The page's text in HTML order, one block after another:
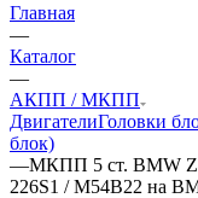
Главная
—
Каталог
—
АКПП / МКПП
ДвигателиГоловки
блок)
—МКПП 5 ст. BMW
226S1 / M54B22 на